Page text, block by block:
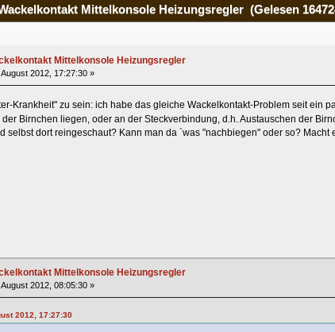
Mittelkonsole Heizungsregler (Gelesen
Mittelkonsole Heizungsregler
August 2012, 17:27:30 »
Krankheit" zu sein: ich habe das gleiche Wackelkontakt-Problem seit ein
Birnchen liegen, oder an der Steckverbindung, d.h. Austauschen der
selbst dort reingeschaut? Kann man da `was "nachbiegen" oder so?
Mittelkonsole Heizungsregler
August 2012, 08:05:30 »
2012, 17:27:30